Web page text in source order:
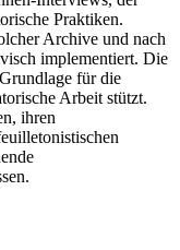
Praktiken.
Archive und nach
implementiert. Die
für die
Arbeit stützt.
ihren